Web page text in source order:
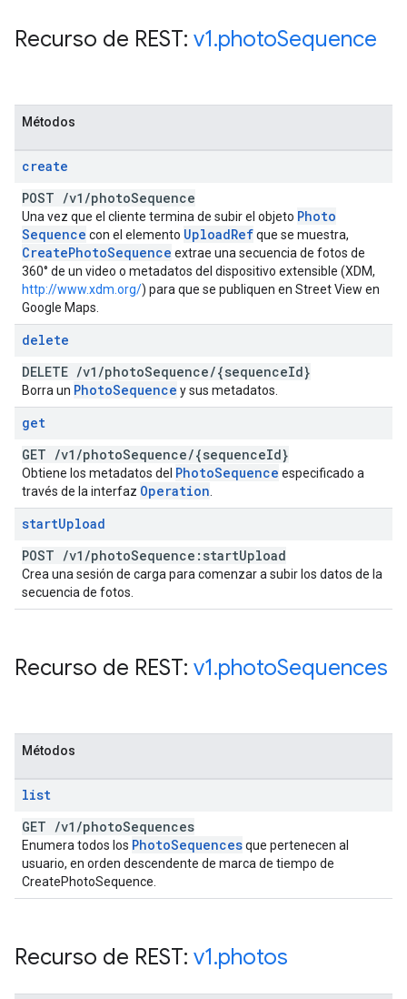
Recurso de REST: v1.photoSequence
Métodos
create
POST /v1 /photoSequence
Una vez que el cliente termina de subir el objeto Photo
Sequence con el elemento UploadRefque se muestra,
CreatePhotoSequence extrae una secuencia de fotos de
360° de un video o metadatos del dispositivo extensible (XDM,
http://www.xdm.org/) para que se publiquen en Street View en
Google Maps.
delete
DELETE /v1 /photoSequence/{sequenceId}
Borra un PhotoSequence y sus metadatos.
get
GET /v1 /photoSequence/{sequenceId}
Obtiene los metadatos del PhotoSequence especificado a
través de la interfaz Operation
startUpload
POST /v1 /photoSequence:startUpload
Crea una sesión de carga para comenzar a subir los datos de la
secuencia de fotos.
Recurso de REST: v1.photoSequences
Métodos
list
GET /v1 /photoSequences
Enumera todos los PhotoSequencesque pertenecen al
usuario, en orden descendente de marca de tiempo de
CreatePhotoSequence.
Recurso de REST: v1.photos